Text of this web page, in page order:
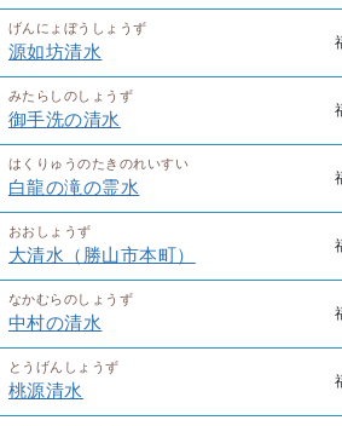
げんにょぼうしょうず
源如坊清水
みたらしのしょうず
御手洗の清水
はくりゅうのたきのれいすい
白龍の滝の霊水
おおしょうず
大清水（勝山市本町）
なかむらのしょうず
中村の清水
とうげんしょうず
桃源清水